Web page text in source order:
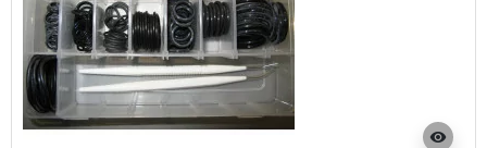
visibility